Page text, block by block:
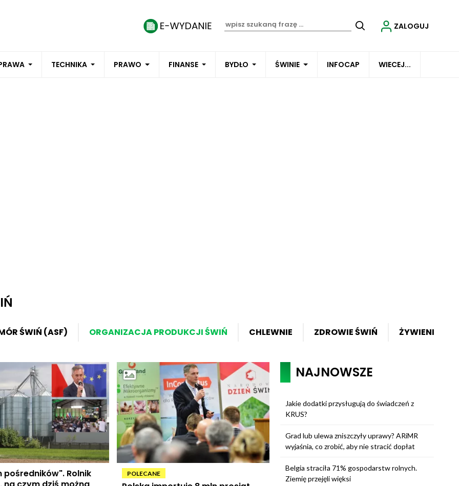
TECHNIKA PRAWO FINANSE BYDŁO ŚWINIE INFOCAP WIECEJ...
ZALOGUJ
ŚWIŃ (ASF) ORGANIZACJA PRODUKCJI ŚWIŃ CHLEWNIE ZDROWIE ŚWIŃ ŻYWIENIE
pośredników". Rolnik
POLECANE
NAJNOWSZE
Jakie dodatki przysługują do świadczeń z
KRUS?
Grad lub ulewa zniszczyły uprawy? ARiMR
wyjaśnia, co zrobić, aby nie stracić dopłat
Belgia straciła 71% gospodarstw rolnych.
Ziemię przejęli więksi